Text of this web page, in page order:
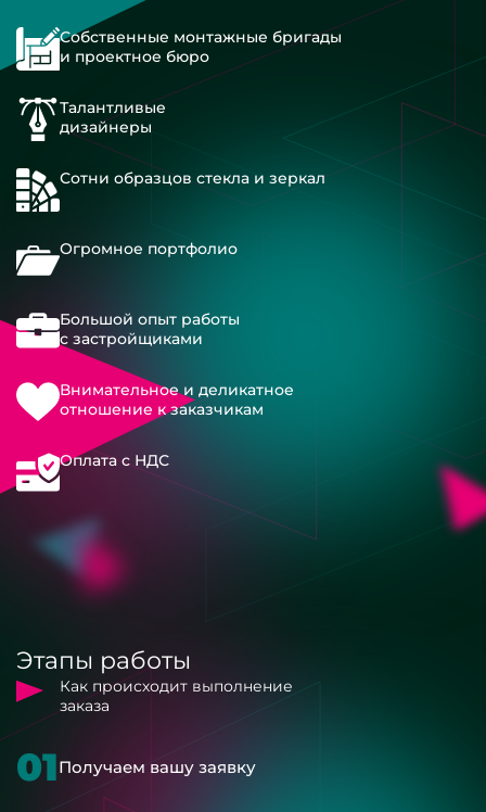
Собственные монтажные бригады
и проектное бюро
Талантливые
дизайнеры
Сотни образцов стекла и зеркал
Огромное портфолио
Большой опыт работы
с застройщиками
Внимательное и деликатное
отношение к заказчикам
Оплата с НДС
Этапы работы
Как происходит выполнение
заказа
01Получаем вашу заявку